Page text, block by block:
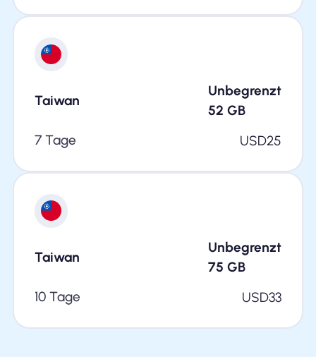
Taiwan
Unbegrenzt
52 GB
7 Tage
USD25
Taiwan
Unbegrenzt
75 GB
10 Tage
USD33